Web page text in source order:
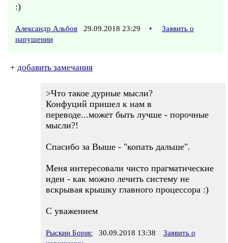
:)
Александр Альбов 29.09.2018 23:29 •
Заявить о
нарушении
+ добавить замечания
>Что такое дурные мысли?
Конфуций пришел к нам в
переводе...может быть лучше - порочные
мысли?!
Спасибо за Выше - "копать дальше".
Меня интересовали чисто прагматические
идеи - как можно лечить систему не
вскрывая крышку главного процессора :)
С уважением
Рыскин Борис 30.09.2018 13:38
Заявить о